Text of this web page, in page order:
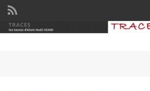
Search for: